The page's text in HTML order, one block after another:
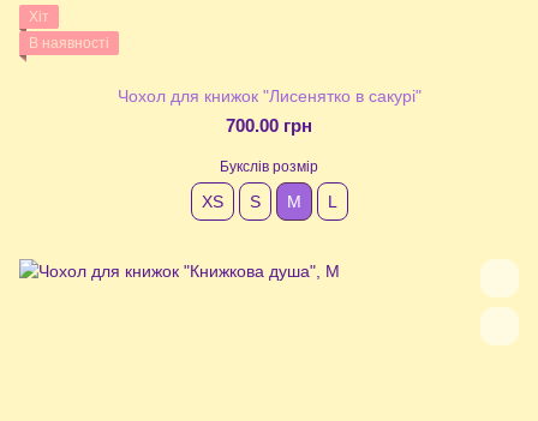
Хіт
В наявності
Чохол для книжок "Лисенятко в сакурі"
700.00 грн
Букслів розмір
XS S М L